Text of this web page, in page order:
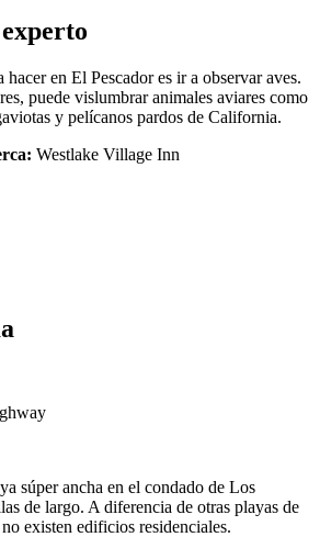
en El Pescador es ir a observar aves.
puede vislumbrar animales aviares como
y pelícanos pardos de California.
Westlake Village Inn
súper ancha en el condado de Los
de largo. A diferencia de otras playas de
existen edificios residenciales.